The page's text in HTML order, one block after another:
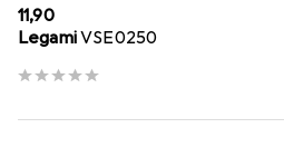
EUR
11,90
LegamiVSE0250